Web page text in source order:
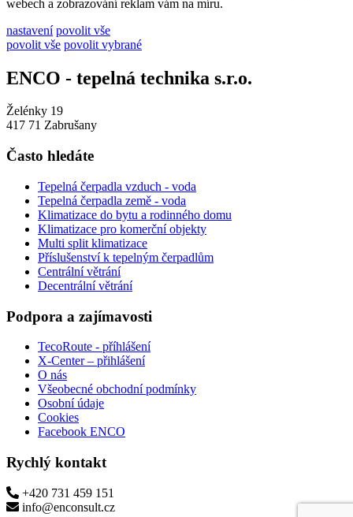
webech a zobrazování reklam vám na míru.
nastavení povolit vše
povolit vše povolit vybrané
ENCO - tepelná technika s.r.o.
Želénky 19
417 71 Zabrušany
Často hledáte
Tepelná čerpadla vzduch - voda
Tepelná čerpadla země - voda
Klimatizace do bytu a rodinného domu
Klimatizace pro komerční objekty
Multi split klimatizace
Příslušenství k tepelným čerpadlům
Centrální větrání
Decentrální větrání
Podpora a zajímavosti
TecoRoute - příhlášení
X-Center – přihlášení
O nás
Všeobecné obchodní podmínky
Osobní údaje
Cookies
Facebook ENCO
Rychlý kontakt
+420 731 459 151
info@enconsult.cz